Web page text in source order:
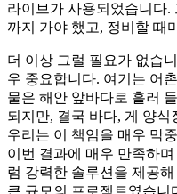
라이브가 사용되었습니다.
까지 가야 했고, 정비할 때
더 이상 그럴 필요가 없습
우 중요합니다. 여기는 어
물은 해안 앞바다로 흘러
되지만, 결국 바다, 게 양식
우리는 이 책임을 매우 막
이번 결과에 매우 만족하며
럼 강력한 솔루션을 제공